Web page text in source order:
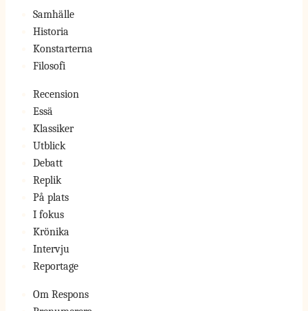
Samhälle
Historia
Konstarterna
Filosofi
Recension
Essä
Klassiker
Utblick
Debatt
Replik
På plats
I fokus
Krönika
Intervju
Reportage
Om Respons